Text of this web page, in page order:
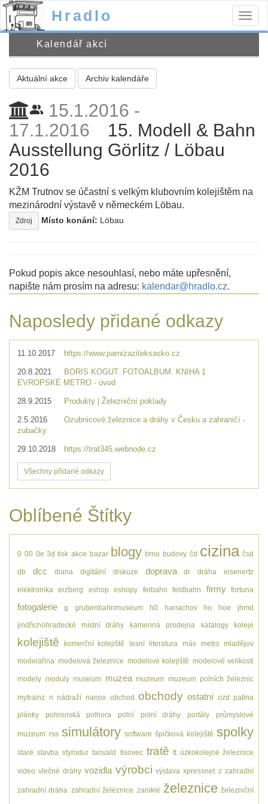
Hradlo
Kalendář akcí
Aktuální akce Archiv kalendáře
people_alt 15.1.2016 -
17.1.2016
15. Modell & Bahn
Ausstellung Görlitz / Löbau
2016
KŽM Trutnov se účastní s velkým klubovním kolejištěm na
mezinárodní výstavě v německém Löbau.
Zdroj Místo konání: Löbau
Pokud popis akce nesouhlasí, nebo máte upřesnění,
napište nám prosím na adresu: kalendar@hradlo.cz.
Naposledy přidané odkazy
11.10.2017 https://www.parnizaziteksasko.cz
20.8.2021
BORIS KOGUT. FOTOALBUM. KNIHA 1
EVROPSKÉ METRO - úvod
28.9.2015 Produkty | Železniční poklady
2.5.2016
Ozubnicové železnice a dráhy v Česku a zahraničí -
zubačky
29.10.2018 https://trat345.webnode.cz
Všechny přidané odkazy
Oblíbené Štítky
0 00 0e 3d tisk akce bazar blogy brno budovy čd cizina čsd
db dcc diana digitální diskuze doprava dr dráha eisenertz
elektronika erzberg eshop eshopy felbahn feldbahn firmy fortuna
fotogalerie g grubenbahnmuseum h0 harrachov ho hoe jhmd
jindřichohradecké místní dráhy kamenná prodejna katalogy koleje
kolejiště komerční kolejiště lesní literatura máv metro mladějov
modelařina modelová železnice modelové kolejiště modelové velikosti
modely moduly museum muzea muzeum muzeum polních železnic
mytrainz n nádraží nanox obchod obchody ostatní ozd patina
plánky pohronská polhora polní polní dráhy portály průmyslové
muzeum rss simulátory software špičková kolejiště spolky
staré stavba styrodur tanvald tisovec tratě tt úzkokolejné železnice
video vlečné dráhy vozidla výrobci výstava xpressnet z zahradní
zahradní dráha zahradní železnice zaniklé železnice železniční